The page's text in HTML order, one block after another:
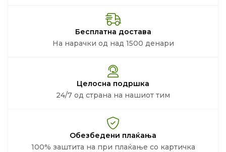
Бесплатна достава
На нарачки од над 1500 денари
Целосна подршка
24/7 од страна на нашиот тим
Обезбедени плаќања
100% заштита на при плаќање со картичка